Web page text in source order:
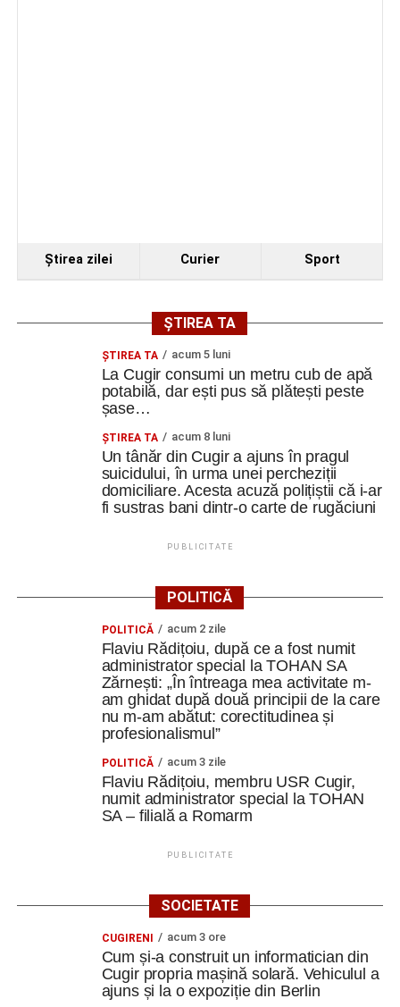
Ştirea zilei Curier Sport
ȘTIREA TA
ȘTIREA TA acum 5 luni
La Cugir consumi un metru cub de apă
potabilă, dar ești pus să plătești peste
șase…
ȘTIREA TA acum 8 luni
Un tânăr din Cugir a ajuns în pragul
suicidului, în urma unei percheziții
domiciliare. Acesta acuză polițiștii că i-ar
fi sustras bani dintr-o carte de rugăciuni
PUBLICITATE
POLITICĂ
POLITICĂ acum 2 zile
Flaviu Rădițoiu, după ce a fost numit
administrator special la TOHAN SA
Zărnești: „În întreaga mea activitate m-
am ghidat după două principii de la care
nu m-am abătut: corectitudinea și
profesionalismul”
POLITICĂ acum 3 zile
Flaviu Rădițoiu, membru USR Cugir,
numit administrator special la TOHAN
SA – filială a Romarm
PUBLICITATE
SOCIETATE
CUGIRENI acum 3 ore
Cum și-a construit un informatician din
Cugir propria mașină solară. Vehiculul a
ajuns și la o expoziție din Berlin